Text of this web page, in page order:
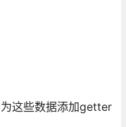
这些数据添加getter